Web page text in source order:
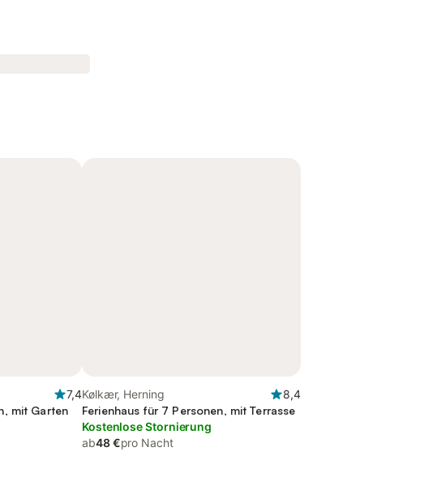
7,4
mit Garten
Kølkær, Herning
8,4
Ferienhaus für 7 Personen, mit Terrasse
Kostenlose Stornierung
ab48 €pro Nacht